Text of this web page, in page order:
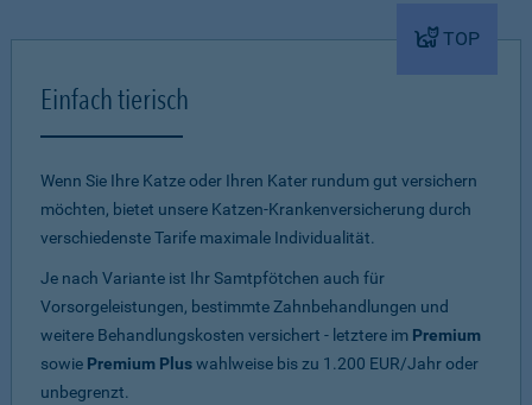
TOP
Einfach tierisch
Wenn Sie Ihre Katze oder Ihren Kater rundum gut versichern
möchten, bietet unsere Katzen-Krankenversicherung durch
verschiedenste Tarife maximale Individualität.
Je nach Variante ist Ihr Samtpfötchen auch für
Vorsorgeleistungen, bestimmte Zahnbehandlungen und
weitere Behandlungskosten versichert - letztere im Premium
sowie Premium Pluswahlweise bis zu 1.200 EUR/Jahr oder
unbegrenzt.